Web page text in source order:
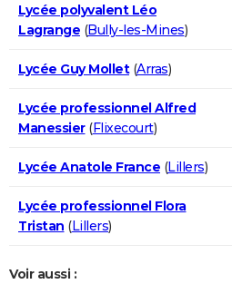
Lycée polyvalent Léo
Lagrange (Bully-les-Mines)
Lycée Guy Mollet(Arras)
Lycée professionnel Alfred
Manessier(Flixecourt)
Lycée Anatole France (Lillers)
Lycée professionnel Flora
Tristan (Lillers)
Voir aussi :